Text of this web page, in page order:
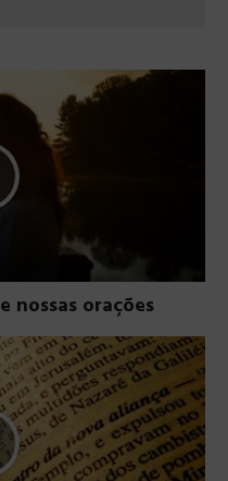
nossas orações